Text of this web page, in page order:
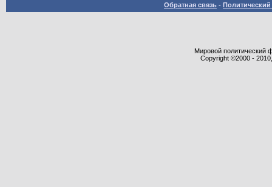
Обратная связь -
Мировой политический
Copyright ©2000 -